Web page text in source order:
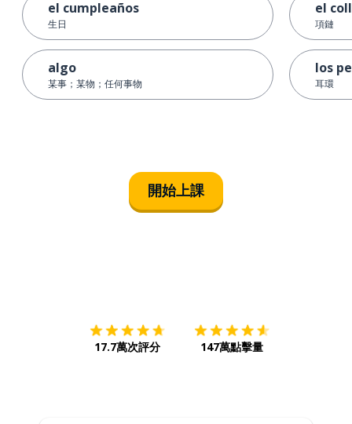
el cumpleaños
生日
algo
某事；某物；任何事物
el
項鏈
los
耳環
開始上課
17.7萬次評分 147萬點擊量